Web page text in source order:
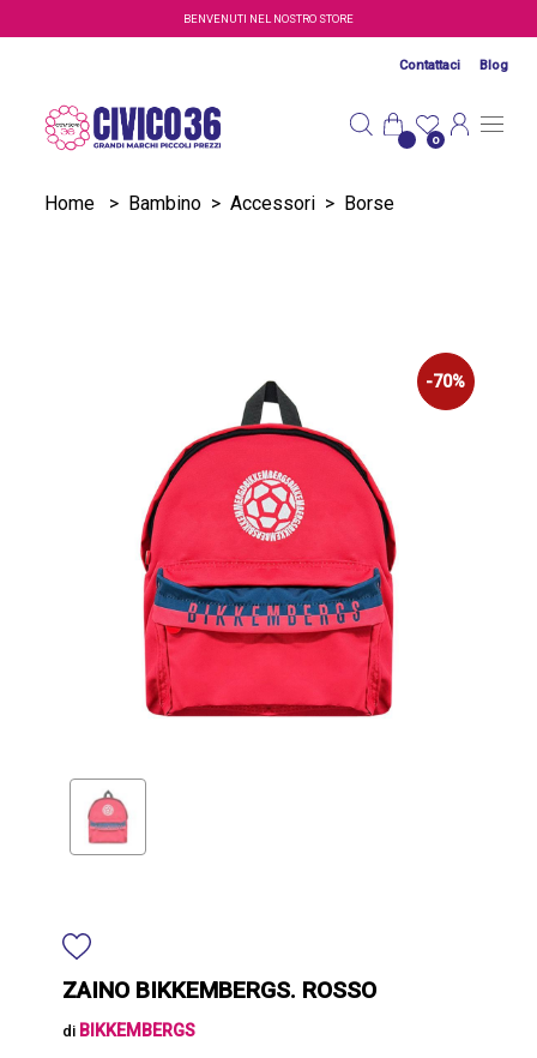
Salta al contenuto principaleBENVENUTI NEL NOSTRO STORE
Contattaci Blog
0
Home > Bambino > Accessori > Borse
-70%
ZAINO BIKKEMBERGS. ROSSO
di BIKKEMBERGS